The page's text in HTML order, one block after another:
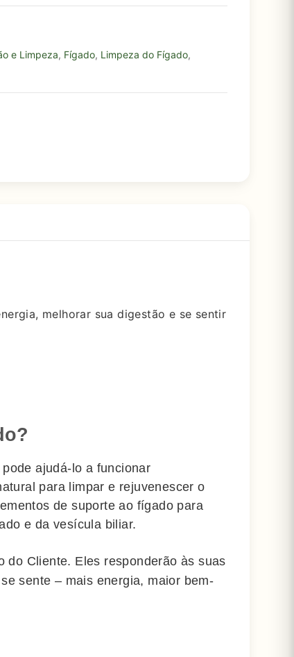
e Limpeza, Fígado, Limpeza do Fígado,
melhorar sua digestão e se sentir
ajudá-lo a funcionar
para limpar e rejuvenescer o
de suporte ao fígado para
e da vesícula biliar.
do Cliente. Eles responderão às suas
sente – mais energia, maior bem-